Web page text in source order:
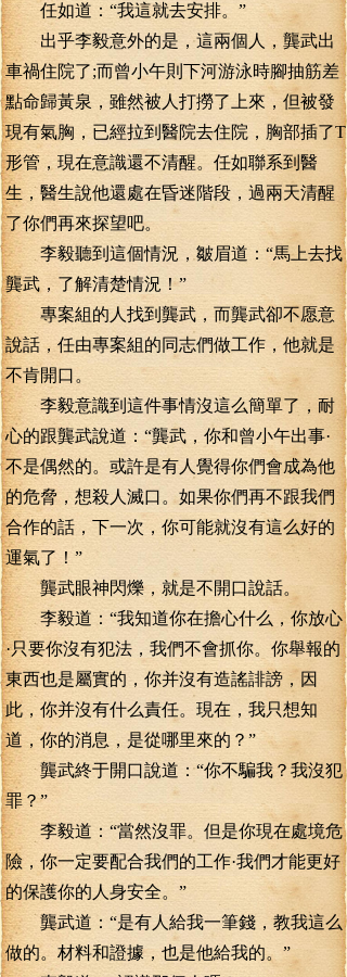
任如道：“我這就去安排。”
出乎李毅意外的是，這兩個人，龔武出
車禍住院了;而曾小午則下河游泳時腳抽筋差
點命歸黃泉，雖然被人打撈了上來，但被發
現有氣胸，已經拉到醫院去住院，胸部插了T
形管，現在意識還不清醒。任如聯系到醫
生，醫生說他還處在昏迷階段，過兩天清醒
了你們再來探望吧。
李毅聽到這個情況，皺眉道：“馬上去找
龔武，了解清楚情況！”
專案組的人找到龔武，而龔武卻不愿意
說話，任由專案組的同志們做工作，他就是
不肯開口。
李毅意識到這件事情沒這么簡單了，耐
心的跟龔武說道：“龔武，你和曾小午出事·
不是偶然的。或許是有人覺得你們會成為他
的危脅，想殺人滅口。如果你們再不跟我們
合作的話，下一次，你可能就沒有這么好的
運氣了！”
龔武眼神閃爍，就是不開口說話。
李毅道：“我知道你在擔心什么，你放心
·只要你沒有犯法，我們不會抓你。你舉報的
東西也是屬實的，你并沒有造謠誹謗，因
此，你并沒有什么責任。現在，我只想知
道，你的消息，是從哪里來的？”
龔武終于開口說道：“你不騙我？我沒犯
罪？”
李毅道：“當然沒罪。但是你現在處境危
險，你一定要配合我們的工作·我們才能更好
的保護你的人身安全。”
龔武道：“是有人給我一筆錢，教我這么
做的。材料和證據，也是他給我的。”